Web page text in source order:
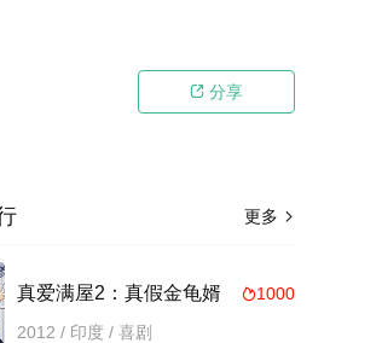
 分享
更多 
1000
真爱满屋2：真假金龟婿
2012 / 印度 / 喜剧